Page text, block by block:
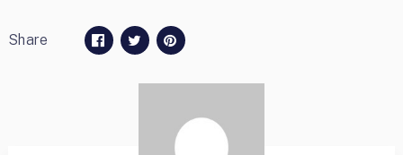
Share